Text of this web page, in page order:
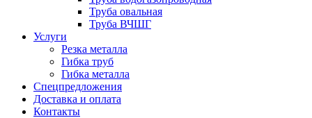
Труба овальная
Труба ВЧШГ
Услуги
Резка металла
Гибка труб
Гибка металла
Спецпредложения
Доставка и оплата
Контакты